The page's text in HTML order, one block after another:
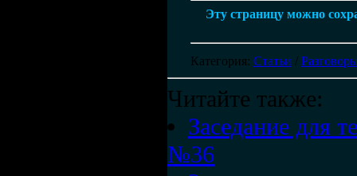
Эту страницу можно
Категория: Статьи /
Читайте также:
Заседание для
№36